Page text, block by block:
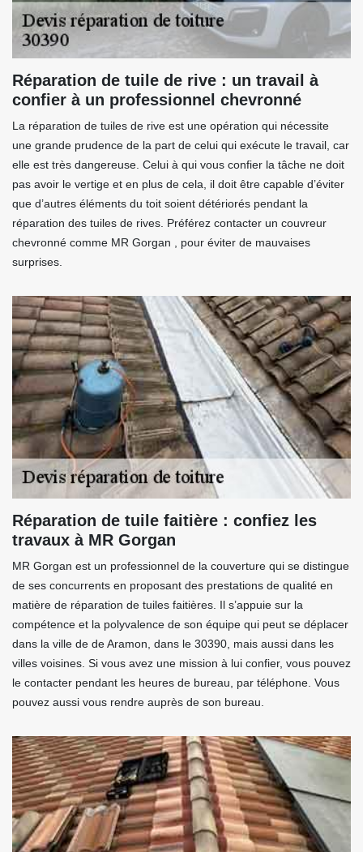
Réparation de tuile de rive : un travail à
confier à un professionnel chevronné
La réparation de tuiles de rive est une opération qui nécessite
une grande prudence de la part de celui qui exécute le travail, car
elle est très dangereuse. Celui à qui vous confier la tâche ne doit
pas avoir le vertige et en plus de cela, il doit être capable d’éviter
que d’autres éléments du toit soient détériorés pendant la
réparation des tuiles de rives. Préférez contacter un couvreur
chevronné comme MR Gorgan , pour éviter de mauvaises
surprises.
Réparation de tuile faitière : confiez les
travaux à MR Gorgan
MR Gorgan est un professionnel de la couverture qui se distingue
de ses concurrents en proposant des prestations de qualité en
matière de réparation de tuiles faitières. Il s’appuie sur la
compétence et la polyvalence de son équipe qui peut se déplacer
dans la ville de de Aramon, dans le 30390, mais aussi dans les
villes voisines. Si vous avez une mission à lui confier, vous pouvez
le contacter pendant les heures de bureau, par téléphone. Vous
pouvez aussi vous rendre auprès de son bureau.